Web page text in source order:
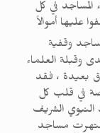
المساجد في كل
عليها أموالاً
وقفية
وقبلة العلماء
بعيدة ، فقد
في قلب كل
النبوي الشريف
مساجد